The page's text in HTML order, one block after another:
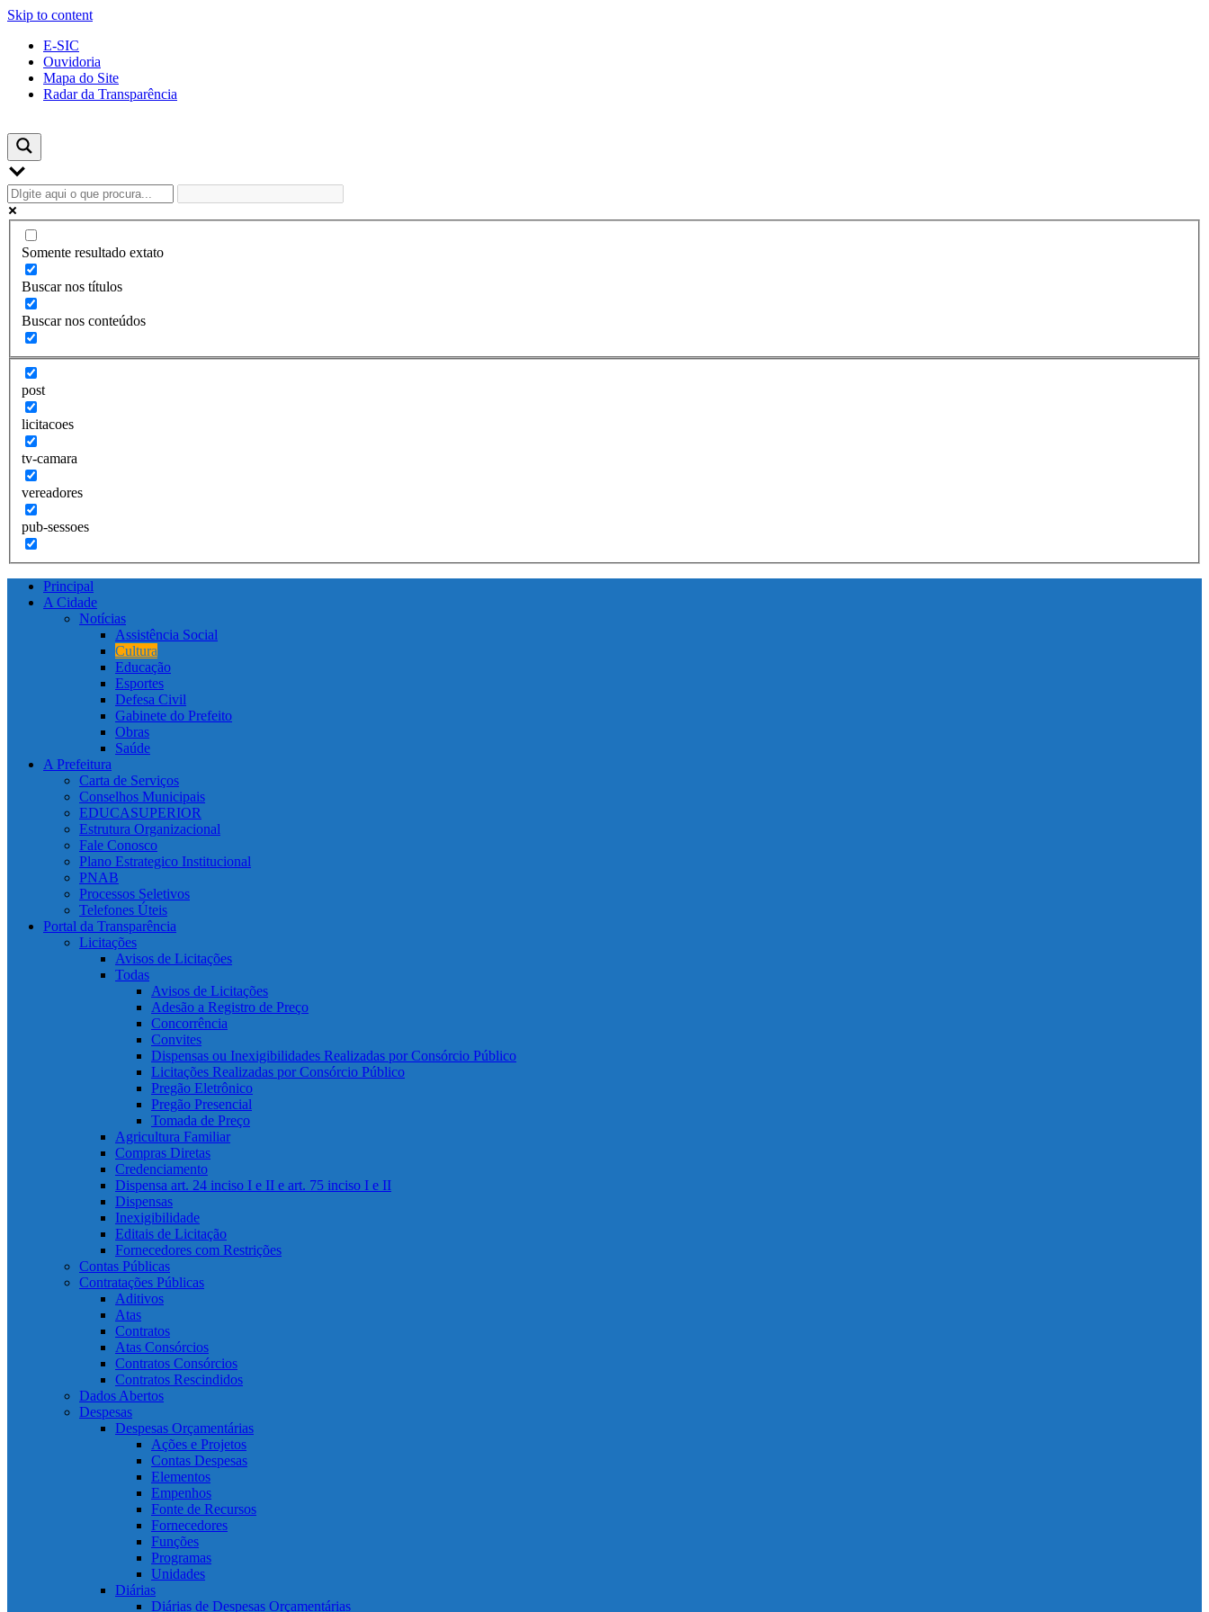
Skip to content
E-SIC
Ouvidoria
Mapa do Site
Radar da Transparência
Somente resultado extato
Buscar nos títulos
Buscar nos conteúdos
post
licitacoes
tv-camara
vereadores
pub-sessoes
Principal
A Cidade
Notícias
Assistência Social
Cultura
Educação
Esportes
Defesa Civil
Gabinete do Prefeito
Obras
Saúde
A Prefeitura
Carta de Serviços
Conselhos Municipais
EDUCASUPERIOR
Estrutura Organizacional
Fale Conosco
Plano Estrategico Institucional
PNAB
Processos Seletivos
Telefones Úteis
Portal da Transparência
Licitações
Avisos de Licitações
Todas
Avisos de Licitações
Adesão a Registro de Preço
Concorrência
Convites
Dispensas ou Inexigibilidades Realizadas por Consórcio Público
Licitações Realizadas por Consórcio Público
Pregão Eletrônico
Pregão Presencial
Tomada de Preço
Agricultura Familiar
Compras Diretas
Credenciamento
Dispensa art. 24 inciso I e II e art. 75 inciso I e II
Dispensas
Inexigibilidade
Editais de Licitação
Fornecedores com Restrições
Contas Públicas
Contratações Públicas
Aditivos
Atas
Contratos
Atas Consórcios
Contratos Consórcios
Contratos Rescindidos
Dados Abertos
Despesas
Despesas Orçamentárias
Ações e Projetos
Contas Despesas
Elementos
Empenhos
Fonte de Recursos
Fornecedores
Funções
Programas
Unidades
Diárias
Diárias de Despesas Orçamentárias